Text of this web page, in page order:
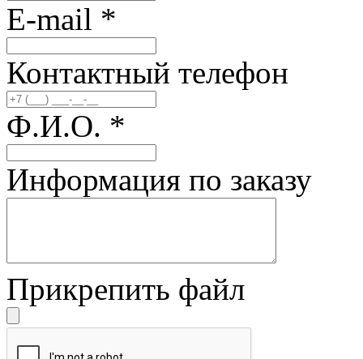
E-mail *
Контактный телефон
Ф.И.О. *
Информация по заказу
Прикрепить файл